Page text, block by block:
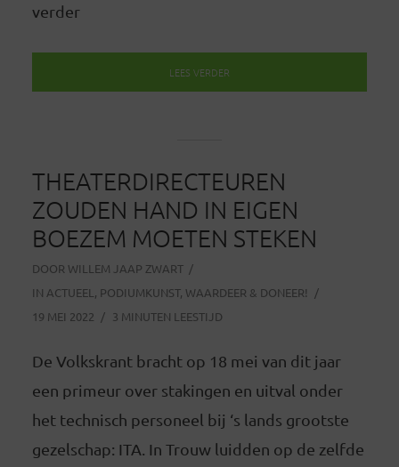
verder
LEES VERDER
THEATERDIRECTEUREN
ZOUDEN HAND IN EIGEN
BOEZEM MOETEN STEKEN
DOOR WILLEM JAAP ZWART
IN ACTUEEL , PODIUMKUNST, WAARDEER & DONEER!
19 MEI 2022
3 MINUTEN LEESTIJD
De Volkskrant bracht op 18 mei van dit jaar
een primeur over stakingen en uitval onder
het technisch personeel bij ‘s lands grootste
gezelschap: ITA. In Trouw luidden op de zelfde